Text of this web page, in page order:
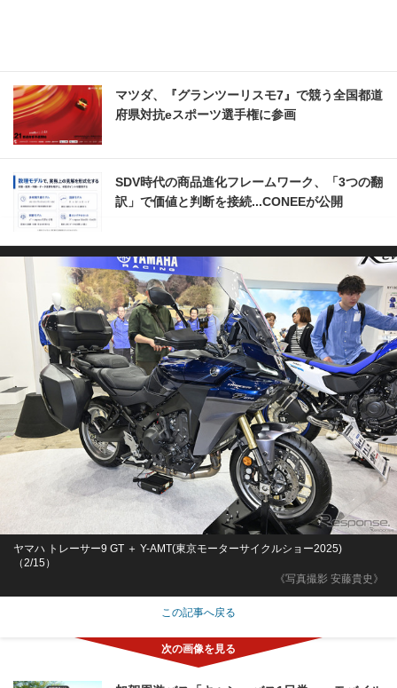
マツダ、『グランツーリスモ7』で競う全国都道
府県対抗eスポーツ選手権に参画
SDV時代の商品進化フレームワーク、「3つの翻
訳」で価値と判断を接続...CONEEが公開
《写真撮影 安藤貴史》
ヤマハ トレーサー9 GT ＋ Y-AMT(東京モーターサイクルショー2025)
（2/15）
この記事へ戻る